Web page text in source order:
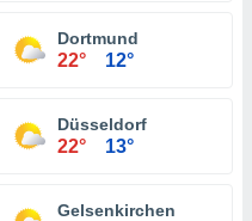
Dortmund
22° 12°
Düsseldorf
22° 13°
Gelsenkirchen